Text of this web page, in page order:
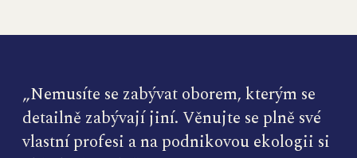
„Nemusíte se zabývat oborem, kterým se
detailně zabývají jiní. Věnujte se plně své
vlastní profesi a na podnikovou ekologii si